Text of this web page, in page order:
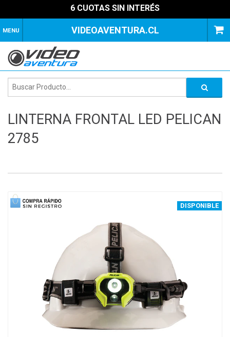
6 CUOTAS SIN INTERÉS
MENU VIDEOAVENTURA.CL
LINTERNA FRONTAL LED PELICAN
2785
DISPONIBLE
1 of 3